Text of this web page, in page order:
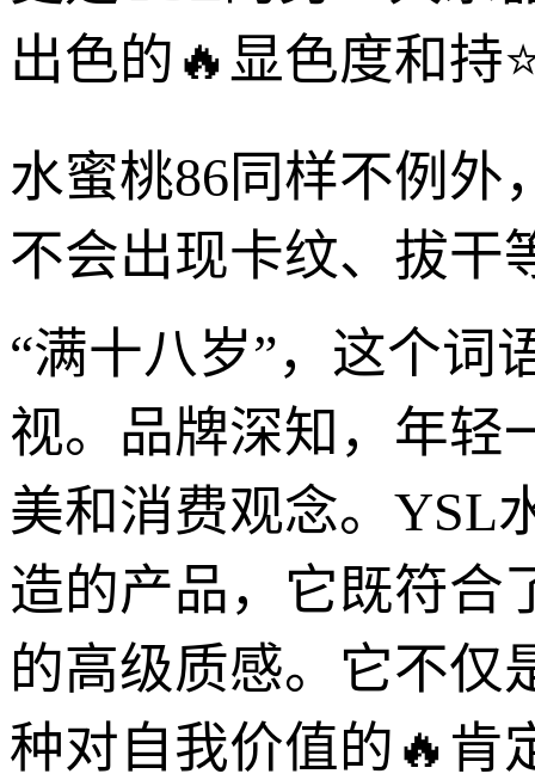
出色的🔥显色度和持
水蜜桃86同样不例外
不会出现卡纹、拔干
“满十八岁”，这个词
视。品牌深知，年轻
美和消费观念。YSL
造的产品，它既符合
的高级质感。它不仅
种对自我价值的🔥肯